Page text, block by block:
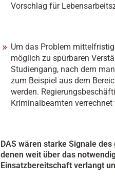
Vorschlag für
Um das Problem
möglich zu spürbaren
Studiengang, nach dem
zum Beispiel aus dem
werden.
Kriminalbeamten verrechnet
DAS wären starke Signale
denen weit über das
Einsatzbereitschaft verlangt